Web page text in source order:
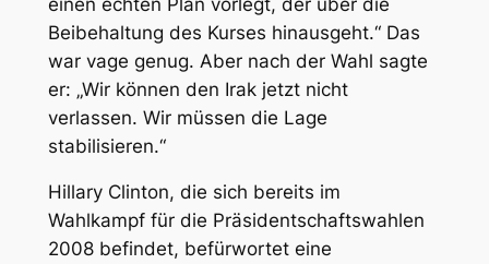
Beibehaltung des Kurses hinausgeht.“ Das
war vage genug. Aber nach der Wahl sagte
er: „Wir können den Irak jetzt nicht
verlassen. Wir müssen die Lage
stabilisieren.“
Hillary Clinton, die sich bereits im
Wahlkampf für die Präsidentschaftswahlen
2008 befindet, befürwortet eine